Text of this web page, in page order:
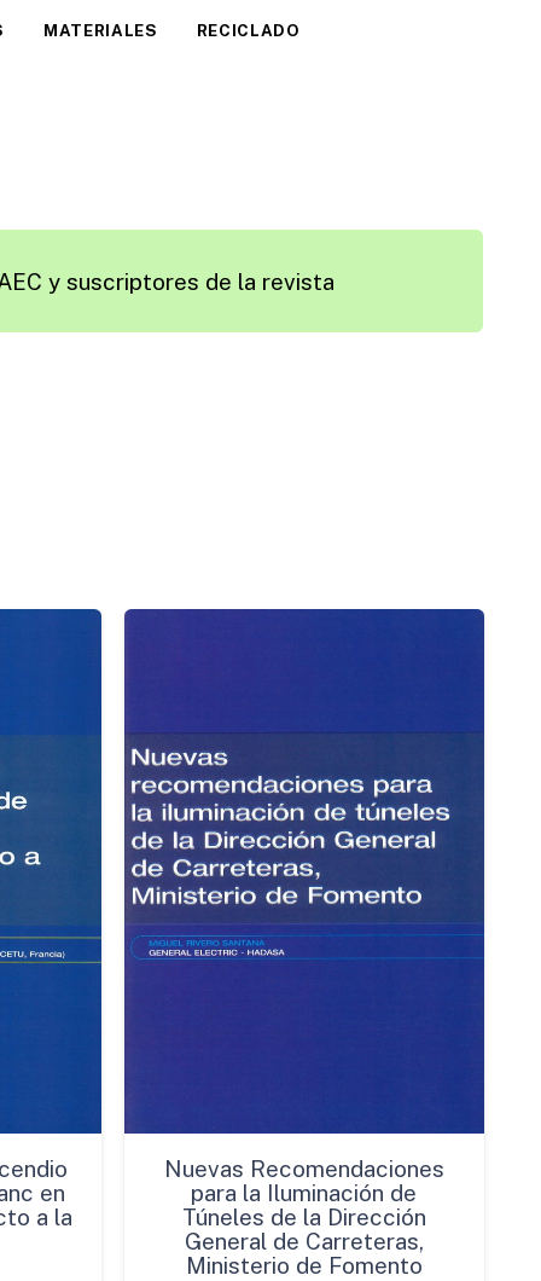
MATERIALES RECICLADO
y suscriptores de la revista
en
a la
Nuevas Recomendaciones
para la Iluminación de
Túneles de la Dirección
General de Carreteras,
Ministerio de Fomento